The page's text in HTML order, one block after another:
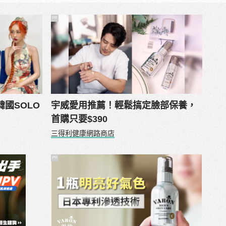
國SOLO
PR
宇威愛用推薦！輕鬆搞定臉部保養，
首購只要$390
三得利健康網路商店
PR